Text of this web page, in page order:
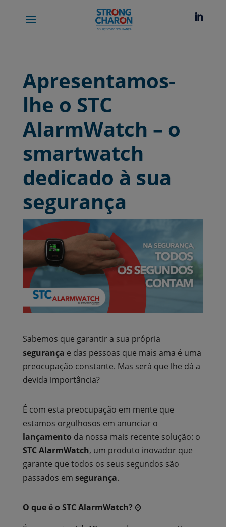
Apresentamos-
lhe o STC
AlarmWatch – o
smartwatch
dedicado à sua
segurança
Sabemos que garantir a sua própria
segurança e das pessoas que mais ama é uma
preocupação constante. Mas será que lhe dá a
devida importância?
É com esta preocupação em mente que
estamos orgulhosos em anunciar o
lançamento da nossa mais recente solução: o
STC AlarmWatch, um produto inovador que
garante que todos os seus segundos são
passados em segurança.
O que é o STC AlarmWatch? ⌚